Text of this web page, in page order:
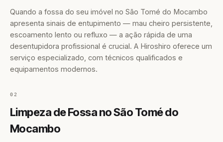
Quando a fossa do seu imóvel no São Tomé do Mocambo
apresenta sinais de entupimento — mau cheiro persistente,
escoamento lento ou refluxo — a ação rápida de uma
desentupidora profissional é crucial. A Hiroshiro oferece um
serviço especializado, com técnicos qualificados e
equipamentos modernos.
02
Limpeza de Fossa no São Tomé do
Mocambo